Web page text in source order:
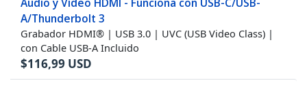
A/Thunderbolt 3
Grabador HDMI® | USB 3.0 | UVC (USB Video Class) |
con Cable USB-A Incluido
$116,99 USD